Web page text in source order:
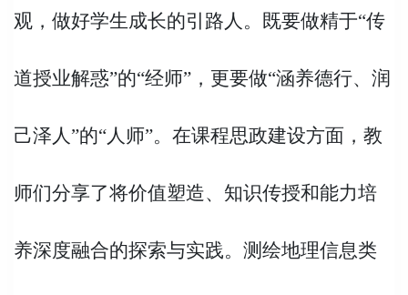
观，做好学生成长的引路人。既要做精于“传
道授业解惑”的“经师”，更要做“涵养德行、润
己泽人”的“人师”。在课程思政建设方面，教
师们分享了将价值塑造、知识传授和能力培
养深度融合的探索与实践。测绘地理信息类